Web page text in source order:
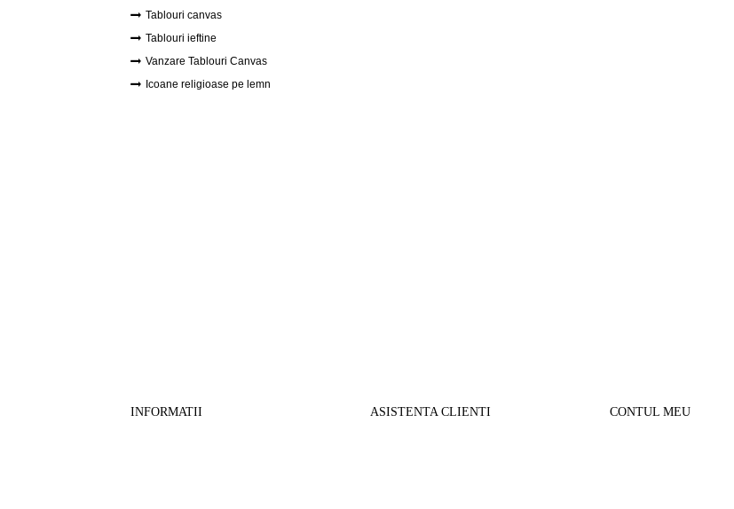
Tablouri canvas
Tablouri ieftine
Vanzare Tablouri Canvas
Icoane religioase pe lemn
INFORMATII ASISTENTA CLIENTI CONTUL MEU